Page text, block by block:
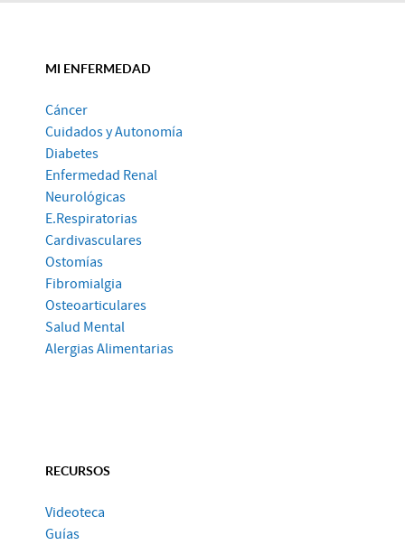
MI ENFERMEDAD
Cáncer
Cuidados y Autonomía
Diabetes
Enfermedad Renal
Neurológicas
E.Respiratorias
Cardivasculares
Ostomías
Fibromialgia
Osteoarticulares
Salud Mental
Alergias Alimentarias
RECURSOS
Videoteca
Guías